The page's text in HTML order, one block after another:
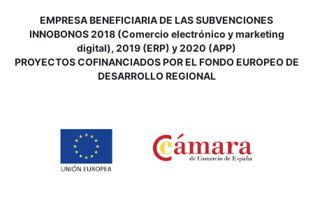
EMPRESA BENEFICIARIA DE LAS SUBVENCIONES
INNOBONOS 2018 (Comercio electrónico y marketing
digital), 2019 (ERP) y 2020 (APP)
PROYECTOS COFINANCIADOS POR EL FONDO EUROPEO DE
DESARROLLO REGIONAL